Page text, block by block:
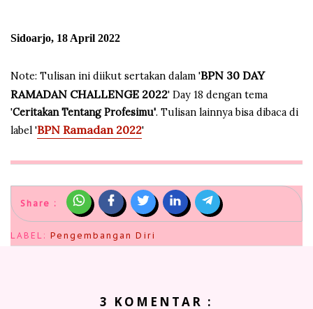
Sidoarjo, 18 April 2022
Note: Tulisan ini diikut sertakan dalam 'BPN 30 DAY
RAMADAN CHALLENGE 2022' Day 18 dengan tema
'Ceritakan Tentang Profesimu'. Tulisan lainnya bisa dibaca di
label 'BPN Ramadan 2022'
Share :
LABEL: Pengembangan Diri
3 KOMENTAR :